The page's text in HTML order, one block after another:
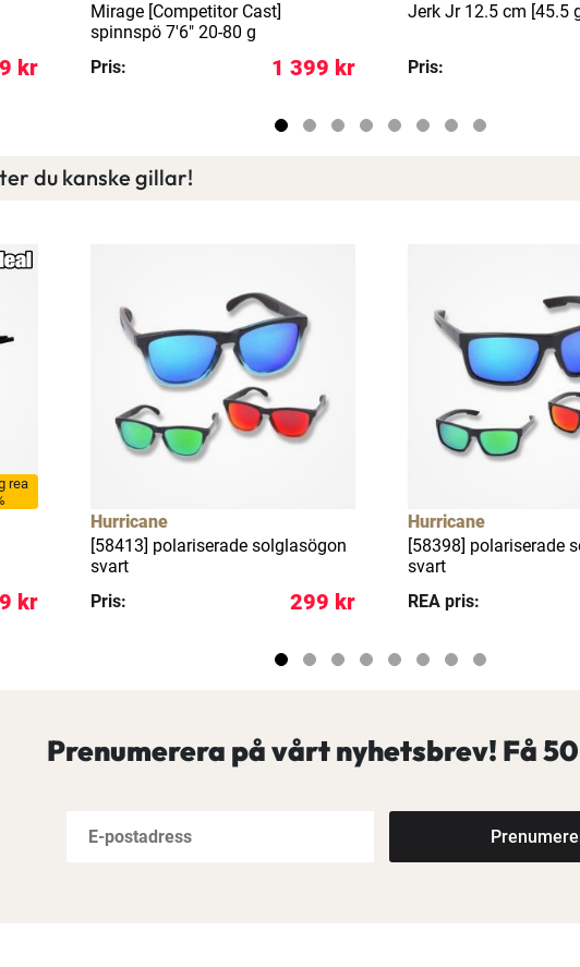
kr
Mirage [Competitor Cast]
spinnspö 7'6" 20-80 g
Pris:
1 399 kr
Jerk Jr 12.5 cm [45.5
Pris:
du kanske gillar!
rea
kr
Hurricane
[58413] polariserade solglasögon
svart
Pris:
299 kr
Hurricane
[58398] polariserade
svart
REA pris:
Prenumerera på vårt nyhetsbrev! Få